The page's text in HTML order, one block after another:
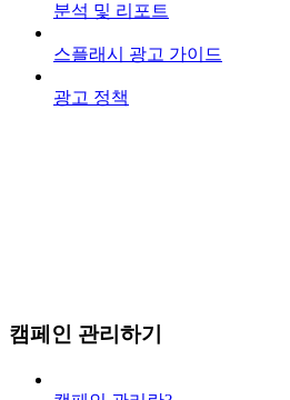
분석 및 리포트
스플래시 광고 가이드
광고 정책
캠페인 관리하기